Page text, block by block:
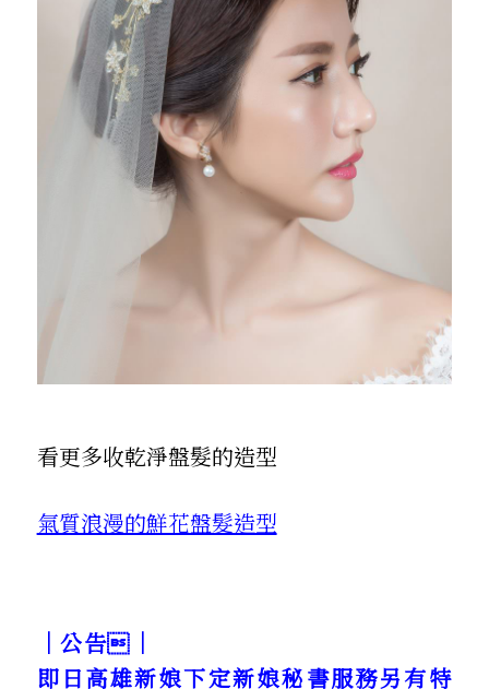
看更多收乾淨盤髮的造型
氣質浪漫的鮮花盤髮造型
｜公告｜
即日高雄新娘下定新娘秘書服務另有特